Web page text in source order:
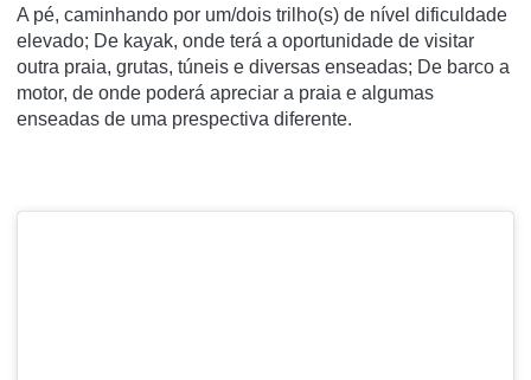
A pé, caminhando por um/dois trilho(s) de nível dificuldade
elevado; De kayak, onde terá a oportunidade de visitar
outra praia, grutas, túneis e diversas enseadas; De barco a
motor, de onde poderá apreciar a praia e algumas
enseadas de uma prespectiva diferente.